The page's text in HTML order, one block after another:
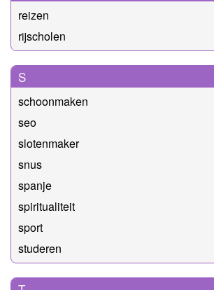
reizen
rijscholen
S
schoonmaken
seo
slotenmaker
snus
spanje
spiritualiteit
sport
studeren